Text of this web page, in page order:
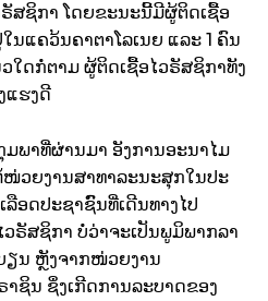
ສຊິກາ ໂດຍຂະນະນີ້ມີຜູ້ຕິດເຊື້ອ
ແຄວ້ນຄາຕາໂລເນຍ ແລະ 1 ຄົນ
ດກໍ່ຕາມ ຜູ້ຕິດເຊື້ອໄວຣັສຊິກາທັງ
ແຮງດີ
ພາທີ່ຜ່ານມາ ອັງການອະນາໄມ
ວຍງານສາທາລະນະສຸກໃນປະ
ລືອດປະຊາຊົົນທີ່ເດີນທາງໄປ
ຣັສຊິກາ ບໍ່ວ່າຈະເປັນພູມິພາກລາ
ຽນ ຫຼັງຈາກໜ່ວຍງານ
ຊິນ ຊຶ່ງເກີດການລະບາດຂອງ